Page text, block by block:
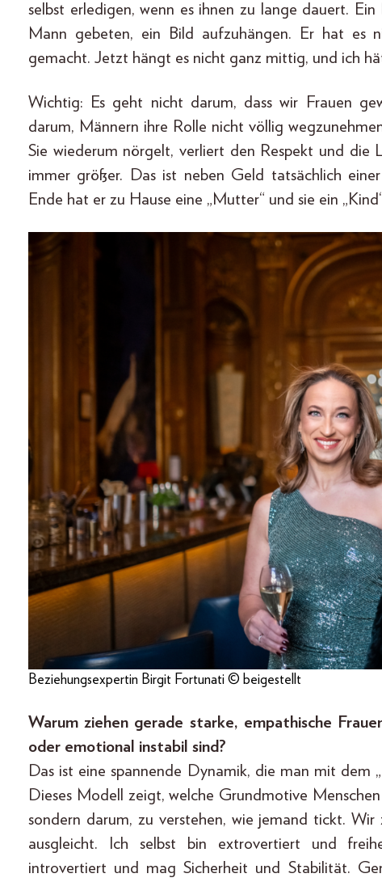
selbst erledigen, wenn es ihnen zu lange dauert.
Mann gebeten, ein Bild aufzuhängen. Er hat es
gemacht. Jetzt hängt es nicht ganz mittig, und ich
Wichtig: Es geht nicht darum, dass wir Frauen
darum, Männern ihre Rolle nicht völlig
Sie wiederum nörgelt, verliert den Respekt und die
immer größer. Das ist neben Geld tatsächlich
Ende hat er zu Hause eine „Mutter“ und sie ein
Beziehungsexpertin Birgit Fortunati © beigestellt
Warum ziehen gerade starke, empathische
oder emotional instabil sind?
Das ist eine spannende Dynamik, die man mit dem
Dieses Modell zeigt, welche Grundmotive
sondern darum, zu verstehen, wie jemand tickt.
ausgleicht. Ich selbst bin extrovertiert und
introvertiert und mag Sicherheit und Stabilität.